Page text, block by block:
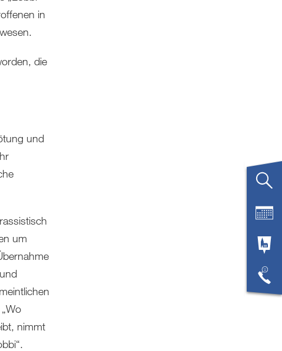
in
die
und
um
nimmt